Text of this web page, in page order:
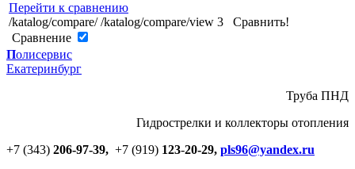
Перейти к сравнению
/katalog/compare/ /katalog/compare/view 3
Сравнить!
Cравнение
Полисервис
Екатеринбург
Труба ПНД
Гидрострелки и коллекторы отопления
+7 (343) 206-97-39, +7 (919) 123-20-29, pls96@yandex.ru